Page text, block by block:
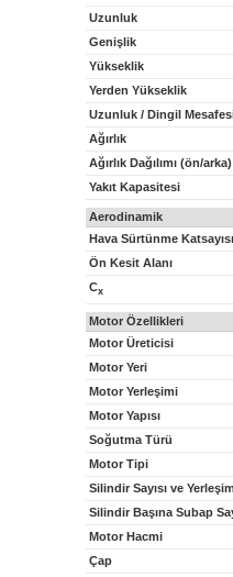
Uzunluk
Genişlik
Yükseklik
Yerden Yükseklik
Uzunluk / Dingil
Ağırlık
Ağırlık Dağılımı (ön/arka)
Yakıt Kapasitesi
Aerodinamik
Hava Sürtünme Katsayısı
Ön Kesit Alanı
Cx
Motor Özellikleri
Motor Üreticisi
Motor Yeri
Motor Yerleşimi
Motor Yapısı
Soğutma Türü
Motor Tipi
Silindir Sayısı ve
Silindir Başına Subap
Motor Hacmi
Çap